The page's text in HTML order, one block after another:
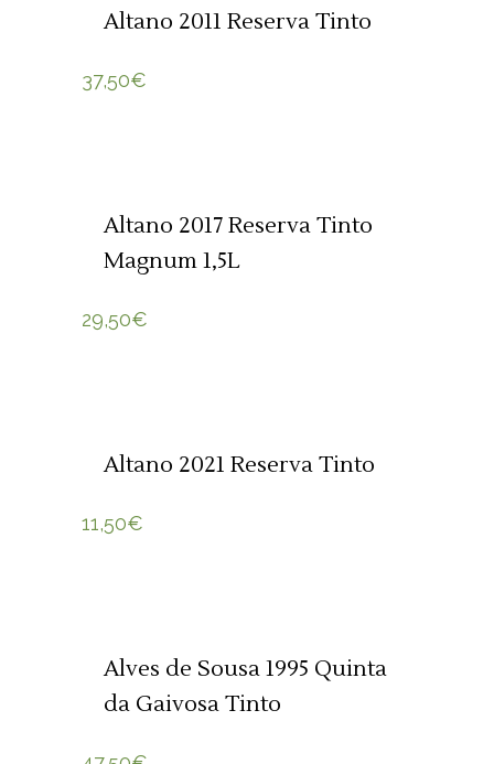
Altano 2011 Reserva Tinto
37,50€
Altano 2017 Reserva Tinto
Magnum 1,5L
29,50€
Altano 2021 Reserva Tinto
11,50€
Alves de Sousa 1995 Quinta
da Gaivosa Tinto